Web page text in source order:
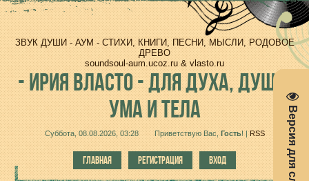
ЗВУК ДУШИ - АУМ - СТИХИ, КНИГИ, ПЕСНИ, МЫСЛИ, РОДОВОЕ
ДРЕВО
soundsoul-aum.ucoz.ru & vlasto.ru
-ИРИЯ ВЛАСТО - ДЛЯ ДУХА, ДУШИ,
УМА И ТЕЛА
Суббота, 08.08.2026, 03:28 Приветствую Вас Гость!| RSS
ГЛАВНАЯ РЕГИСТРАЦИЯ ВХОД